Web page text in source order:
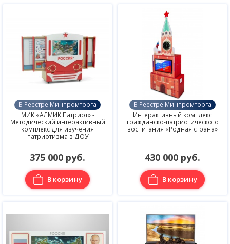
В Реестре Минпромторга
МИК «АЛМИК Патриот» -
Методический интерактивный
комплекс для изучения
патриотизма в ДОУ
375 000 руб.
В корзину
В Реестре Минпромторга
Интерактивный комплекс
гражданско-патриотического
воспитания «Родная страна»
430 000 руб.
В корзину